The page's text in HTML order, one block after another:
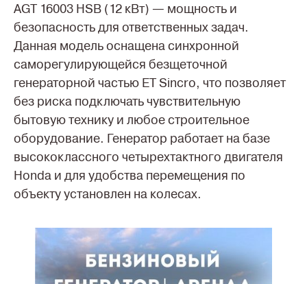
AGT 16003 HSB (12 кВт) — мощность и
безопасность для ответственных задач.
Данная модель оснащена синхронной
саморегулирующейся безщеточной
генераторной частью ET Sincro, что позволяет
без риска подключать чувствительную
бытовую технику и любое строительное
оборудование. Генератор работает на базе
высококлассного четырехтактного двигателя
Honda и для удобства перемещения по
объекту установлен на колесах.